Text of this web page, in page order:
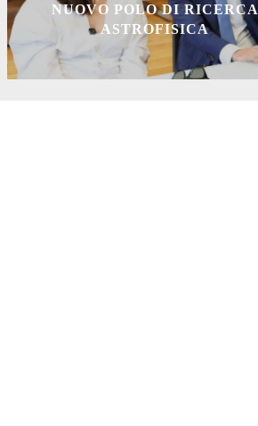
NUOVO POLO DI RICERCA
ASTROFISICA